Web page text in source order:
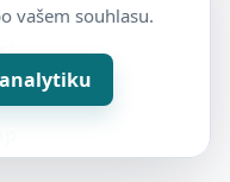
vašem souhlasu.